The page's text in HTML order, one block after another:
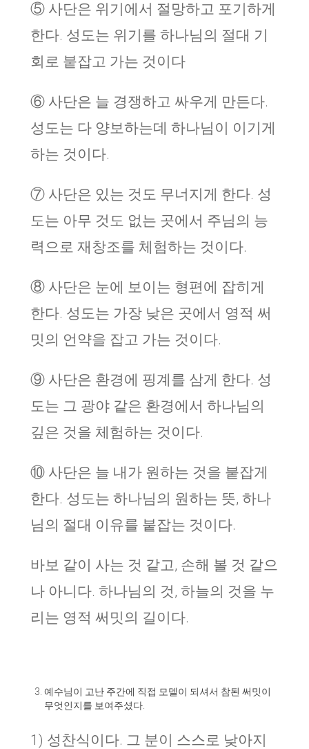
⑤ 사단은 위기에서 절망하고 포기하게
한다. 성도는 위기를 하나님의 절대 기
회로 붙잡고 가는 것이다
⑥ 사단은 늘 경쟁하고 싸우게 만든다.
성도는 다 양보하는데 하나님이 이기게
하는 것이다.
⑦ 사단은 있는 것도 무너지게 한다. 성
도는 아무 것도 없는 곳에서 주님의 능
력으로 재창조를 체험하는 것이다.
⑧ 사단은 눈에 보이는 형편에 잡히게
한다. 성도는 가장 낮은 곳에서 영적 써
밋의 언약을 잡고 가는 것이다.
⑨ 사단은 환경에 핑계를 삼게 한다. 성
도는 그 광야 같은 환경에서 하나님의
깊은 것을 체험하는 것이다.
⑩ 사단은 늘 내가 원하는 것을 붙잡게
한다. 성도는 하나님의 원하는 뜻, 하나
님의 절대 이유를 붙잡는 것이다.
바보 같이 사는 것 같고, 손해 볼 것 같으
나 아니다. 하나님의 것, 하늘의 것을 누
리는 영적 써밋의 길이다.
예수님이 고난 주간에 직접 모델이 되셔서 참된 써밋이
무엇인지를 보여주셨다.
1) 성찬식이다. 그 분이 스스로 낮아지